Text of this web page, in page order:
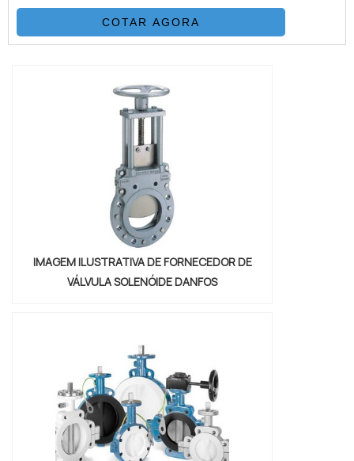
o cliente receberá um suporte completo
para sanar eventuais dúvidas sobre o
produto a ser adquirido.MAIS
CONTROLE DIRECIONALQuem quer
encontrar válvulas de controle direcional
em uma empresa que preza pela
COTAR AGORA
IMAGEM ILUSTRATIVA DE FORNECEDOR DE
VÁLVULA SOLENÓIDE DANFOS